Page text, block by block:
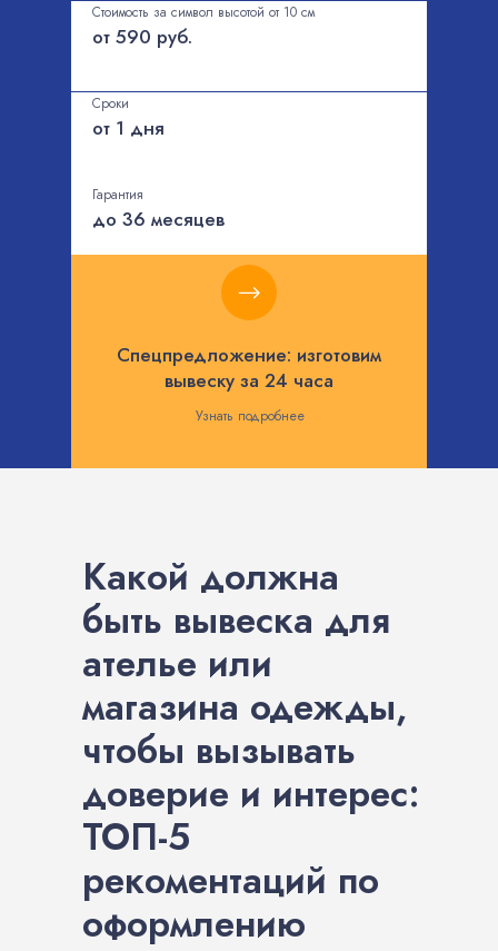
Узнать подробнее
Спецпредложение: изготовим
вывеску за 24 часа
от 590 руб.
Стоимость за символ высотой от 10 см
от 1 дня
Сроки
Гарантия
до 36 месяцев
Какой должна
быть вывеска для
ателье или
магазина одежды,
чтобы вызывать
доверие и интерес:
ТОП-5
рекоментаций по
оформлению